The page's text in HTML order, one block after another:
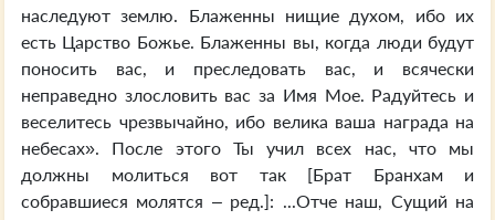
наследуют землю. Блаженны нищие духом, ибо их
есть Царство Божье. Блаженны вы, когда люди будут
поносить вас, и преследовать вас, и всячески
неправедно злословить вас за Имя Мое. Радуйтесь и
веселитесь чрезвычайно, ибо велика ваша награда на
небесах». После этого Ты учил всех нас, что мы
должны молиться вот так [Брат Бранхам и
собравшиеся молятся – ред.]: ...Отче наш, Сущий на